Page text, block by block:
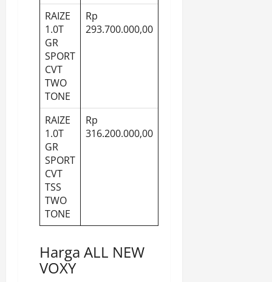
RAIZE
1.0T
GR
SPORT
CVT
TWO
TONE
Rp
293.700.000,00
RAIZE
1.0T
GR
SPORT
CVT
TSS
TWO
TONE
Rp
316.200.000,00
Harga ALL NEW
VOXY